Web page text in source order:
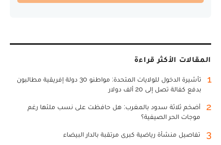
المقالات الأكثر قراءة
1
تأشيرة الدخول للولايات المتحدة: مواطنو 30 دولة إفريقية مطالبون
بدفع كفالة تصل إلى 20 ألف دولار
2
أضخم ثلاثة سدود بالمغرب: هل حافظت على نسب ملئها رغم
موجات الحر الصيفية؟
3 تفاصيل منشأة رياضية كبرى مرتقبة بالدار البيضاء